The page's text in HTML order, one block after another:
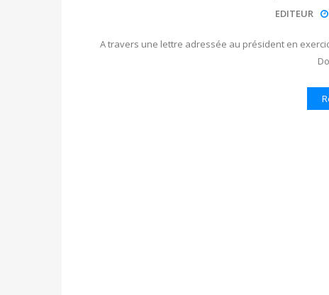
EDITEUR
A travers une lettre adressée au président en